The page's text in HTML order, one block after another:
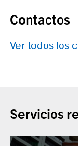
Contactos
Ver todos los
Servicios